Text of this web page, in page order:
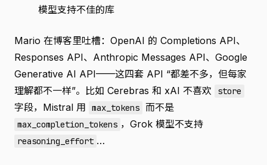
模型支持不佳的库
Mario 在博客里吐槽：OpenAI 的 Completions API、
Responses API、Anthropic Messages API、Google
Generative AI API——这四套 API “都差不多，但每家
理解都不一样”。比如 Cerebras 和 xAI 不喜欢
store
字段，Mistral 用 max_tokens 而不是
max_completion_tokens ，Grok 模型不支持
reasoning_effort …